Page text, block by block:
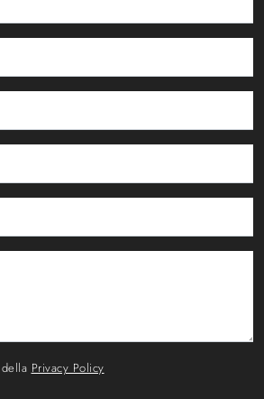
Privacy Policy